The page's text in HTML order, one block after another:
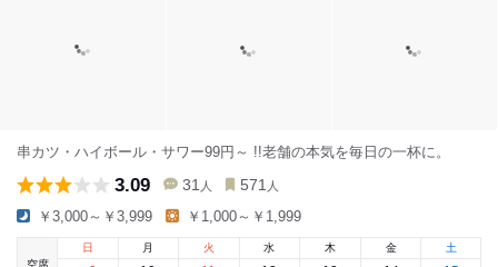
串カツ・ハイボール・サワー99円～ !!老舗の本気を毎日の一杯に。
3.09 31 人 571 人
￥3,000～￥3,999 ￥1,000～￥1,999
空席
日
月 火 水 木 金 土